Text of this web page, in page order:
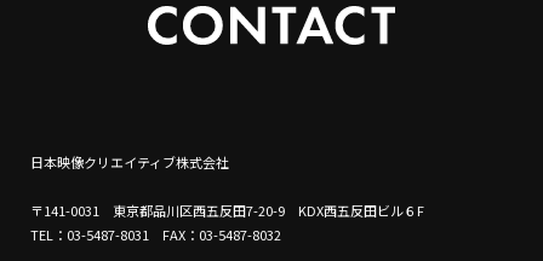
日本映像クリエイティブ株式会社
〒141-0031 東京都品川区西五反田7-20-9 KDX西五反田ビル６F
TEL：03-5487-8031 FAX：03-5487-8032